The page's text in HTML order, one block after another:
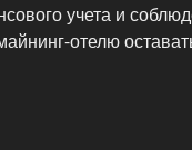
учета и
отелю